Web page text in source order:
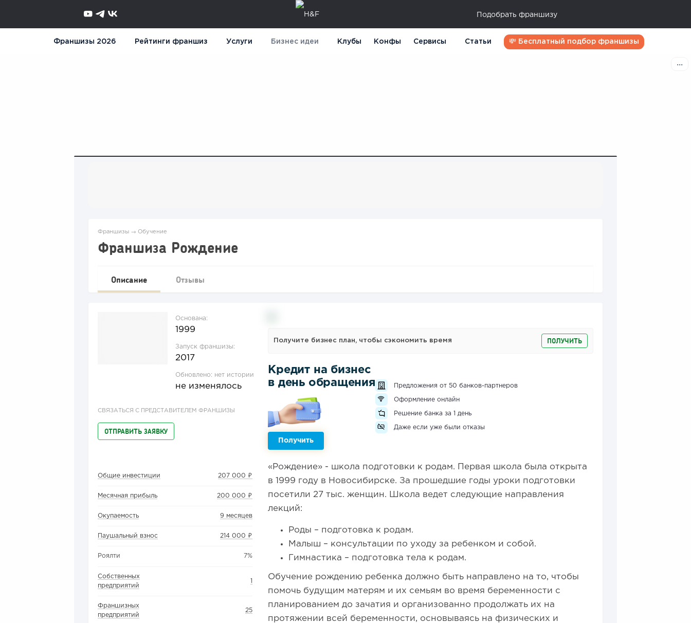
Подобрать франшизу
Франшизы 2026 Рейтинги франшиз Услуги Бизнес идеи Клубы Конфы Сервисы Статьи 💸 Бесплатный подбор франшизы
Франшизы → Обучение
Франшиза Рождение
Описание Отзывы
Основана:
1999
Запуск франшизы:
2017
Обновлено: нет истории
не изменялось
СВЯЗАТЬСЯ С ПРЕДСТАВИТЕЛЕМ ФРАНШИЗЫ
ОТПРАВИТЬ ЗАЯВКУ
Общие инвестиции 207 000 ₽
Месячная прибыль 200 000 ₽
Окупаемость 9 месяцев
Паушальный взнос 214 000 ₽
Роялти 7%
Собственных
предприятий
1
Франшизных
предприятий
25
Получите бизнес план, чтобы сэкономить время ПОЛУЧИТЬ
Кредит на бизнес
в день обращения
Получить
Предложения от 50 банков-партнеров
Оформление онлайн
Решение банка за 1 день
Даже если уже были отказы
«Рождение» - школа подготовки к родам. Первая школа была открыта
в 1999 году в Новосибирске. За прошедшие годы уроки подготовки
посетили 27 тыс. женщин. Школа ведет следующие направления
лекций:
Роды – подготовка к родам.
Малыш – консультации по уходу за ребенком и собой.
Гимнастика – подготовка тела к родам.
Обучение рождению ребенка должно быть направлено на то, чтобы
помочь будущим матерям и их семьям во время беременности с
планированием до зачатия и организованно продолжать их на
протяжении всей беременности, основываясь на физических и